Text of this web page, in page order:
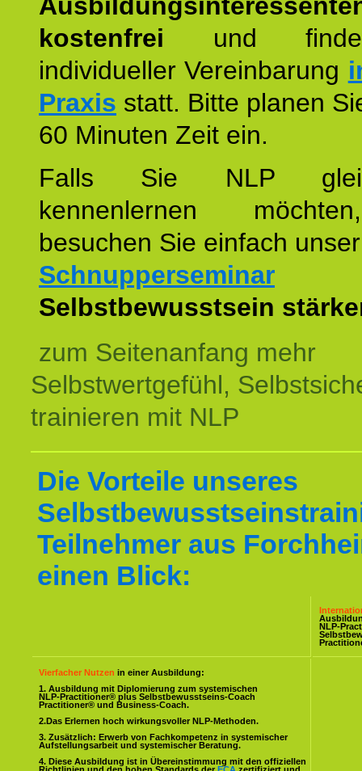
kostenfrei und
individueller Vereinbarung
Praxis statt. Bitte planen
60 Minuten Zeit ein.
Falls Sie NLP
kennenlernen
besuchen Sie einfach unser
Schnupperseminar
Selbstbewusstsein
zum Seitenanfang mehr
Selbstwertgefühl,
trainieren mit NLP
Die Vorteile unseres
Teilnehmer aus
einen Blick:
NLP-
Vierfacher Nutzen in einer Ausbildung:
1. Ausbildung mit Diplomierung zum systemischen
NLP-Practitioner® plus Selbstbewusstseins-Coach
Practitioner® und Business-Coach.
2.Das Erlernen hoch wirkungsvoller NLP-Methoden.
3. Zusätzlich: Erwerb von Fachkompetenz in systemischer
Aufstellungsarbeit und systemischer Beratung.
4. Diese Ausbildung ist in Übereinstimmung mit den offiziellen